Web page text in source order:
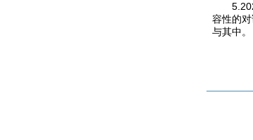
容性的
与其中。